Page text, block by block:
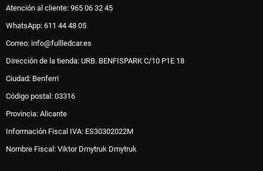
Atención al cliente: 965 06 32 45
WhatsApp: 611 44 48 05
Correo: info@fullledcar.es
Dirección de la tienda: URB. BENFISPARK C/10 P1E 18
Ciudad: Benferri
Código postal: 03316
Provincia: Alicante
Información Fiscal IVA: ES30302022M
Nombre Fiscal: Viktor Dmytruk Dmytruk